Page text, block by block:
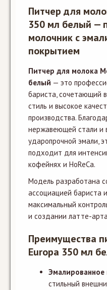
Питчер для
350 мл белый —
молочник с
покрытием
Питчер для молока
белый — это
бариста, сочетающий
стиль и высокое
производства.
нержавеющей стали и
ударопрочной эмали,
подходит для
кофейнях и HoReCa.
Модель разработана
ассоциацией бариста
максимальный
и создании латте-
Преимущества
Europa 350 мл
стильный